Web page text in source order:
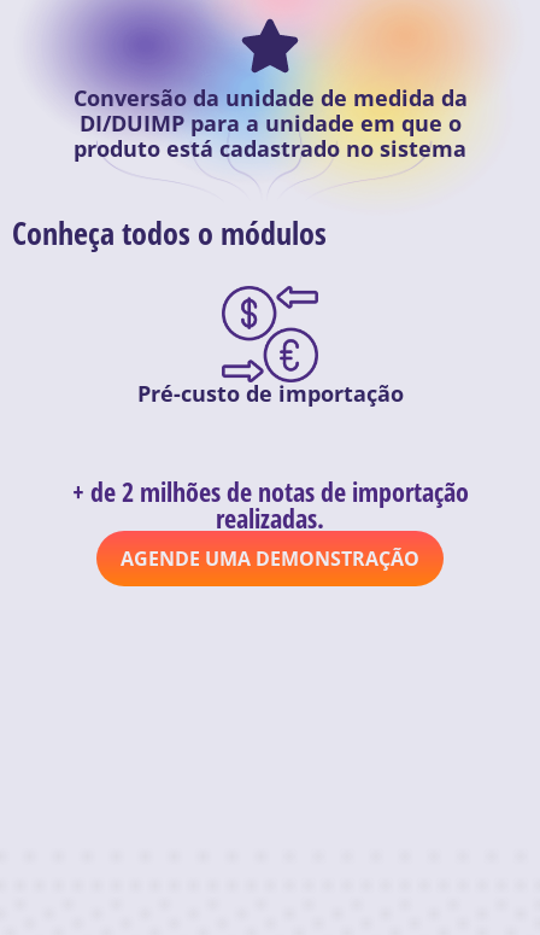
Conversão da unidade de medida da
DI/DUIMP para a unidade em que o
produto está cadastrado no sistema
Conheça todos o módulos
Pré-custo de importação
+ de 2 milhões de notas de importação
realizadas.
AGENDE UMA DEMONSTRAÇÃO